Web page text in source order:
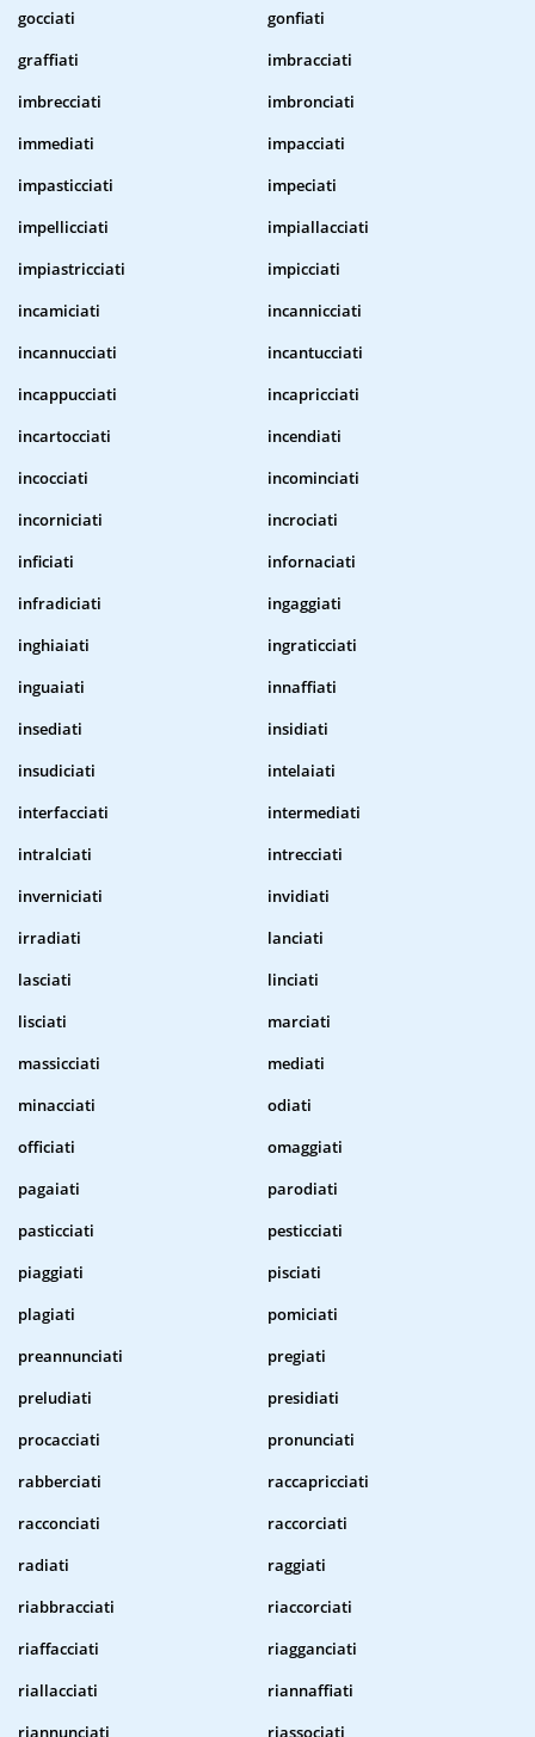
gocciati
gonfiati
graffiati
imbracciati
imbrecciati
imbronciati
immediati
impacciati
impasticciati
impeciati
impellicciati
impiallacciati
impiastricciati
impicciati
incamiciati
incannicciati
incannucciati
incantucciati
incappucciati
incapricciati
incartocciati
incendiati
incocciati
incominciati
incorniciati
incrociati
inficiati
infornaciati
infradiciati
ingaggiati
inghiaiati
ingraticciati
inguaiati
innaffiati
insediati
insidiati
insudiciati
intelaiati
interfacciati
intermediati
intralciati
intrecciati
inverniciati
invidiati
irradiati
lanciati
lasciati
linciati
lisciati
marciati
massicciati
mediati
minacciati
odiati
officiati
omaggiati
pagaiati
parodiati
pasticciati
pesticciati
piaggiati
pisciati
plagiati
pomiciati
preannunciati
pregiati
preludiati
presidiati
procacciati
pronunciati
rabberciati
raccapricciati
racconciati
raccorciati
radiati
raggiati
riabbracciati
riaccorciati
riaffacciati
riagganciati
riallacciati
riannaffiati
riannunciati
riassociati